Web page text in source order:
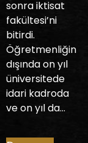
sonra iktisat
fakültesi’ni
bitirdi.
Öğretmenliğin
dışında on yıl
üniversitede
idari kadroda
ve on yıl da…